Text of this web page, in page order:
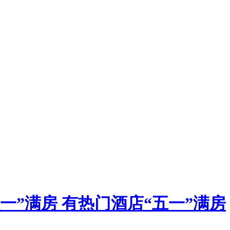
”满房 有热门酒店“五一”满房